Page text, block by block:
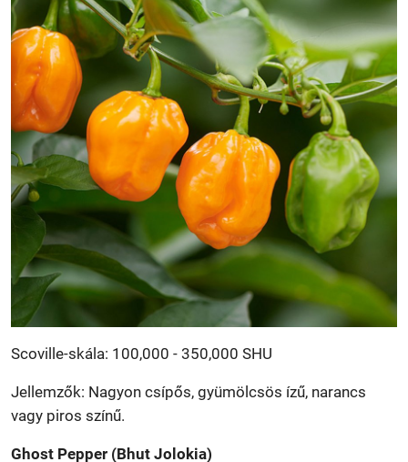
Scoville-skála: 100,000 - 350,000 SHU
Jellemzők: Nagyon csípős, gyümölcsös ízű, narancs
vagy piros színű.
Ghost Pepper (Bhut Jolokia)